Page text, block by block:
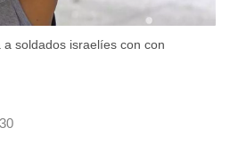
soldados israelíes con con